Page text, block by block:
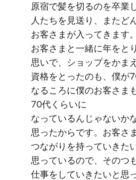
原宿で​髪を​切るのを​卒業
人たちを​見送り、​また​ど
お客さまが​入ってきます
お客さまと​一緒に​年を​と
思いで、​ショップを​かま
資格を​とったのも、​僕が​
なるころに​僕の​お客さま
70代くらいに​
なっているんじゃないか
思ったからです。​お客さ
つながりを​持っていきた
思っているので、​そのつ
仕事を​していきたいと​思